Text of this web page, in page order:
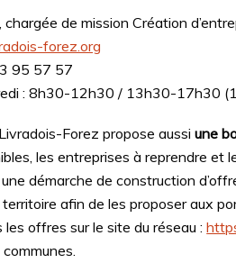
chargée de mission Création
forez.org
95 57 57
: 8h30-12h30 / 13h30-17h30
Forez propose aussiune
les entreprises à reprendre
démarche de construction
afin de les proposer aux
offres sur le site du réseau :